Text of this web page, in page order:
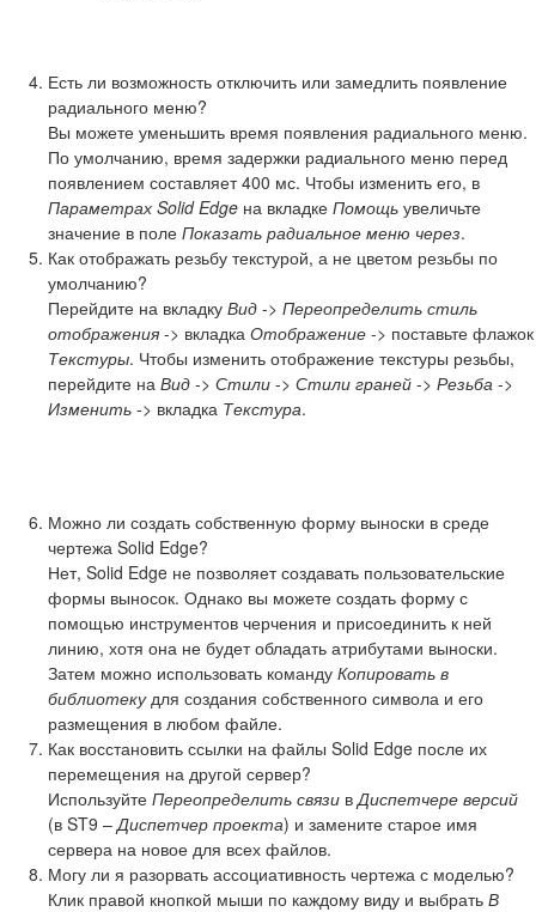
Есть ли возможность отключить или замедлить появление
радиального меню?
Вы можете уменьшить время появления радиального меню.
По умолчанию, время задержки радиального меню перед
появлением составляет 400 мс. Чтобы изменить его, в
Параметрах Solid Edge на вкладке Помощь увеличьте
значение в поле Показать радиальное меню через.
Как отображать резьбу текстурой, а не цветом резьбы по
умолчанию?
Перейдите на вкладку Вид -> Переопределить стиль
отображения -> вкладка Отображение -> поставьте флажок
Текстуры. Чтобы изменить отображение текстуры резьбы,
перейдите на Вид -> Стили -> Стили граней -> Резьба ->
Изменить -> вкладка Текстура.
Можно ли создать собственную форму выноски в среде
чертежа Solid Edge?
Нет, Solid Edge не позволяет создавать пользовательские
формы выносок. Однако вы можете создать форму с
помощью инструментов черчения и присоединить к ней
линию, хотя она не будет обладать атрибутами выноски.
Затем можно использовать команду Копировать в
библиотекудля создания собственного символа и его
размещения в любом файле.
Как восстановить ссылки на файлы Solid Edge после их
перемещения на другой сервер?
Используйте Переопределить связи вДиспетчере версий
(в ST9 –Диспетчер проекта) и замените старое имя
сервера на новое для всех файлов.
Могу ли я разорвать ассоциативность чертежа с моделью?
Клик правой кнопкой мыши по каждому виду и выбрать В